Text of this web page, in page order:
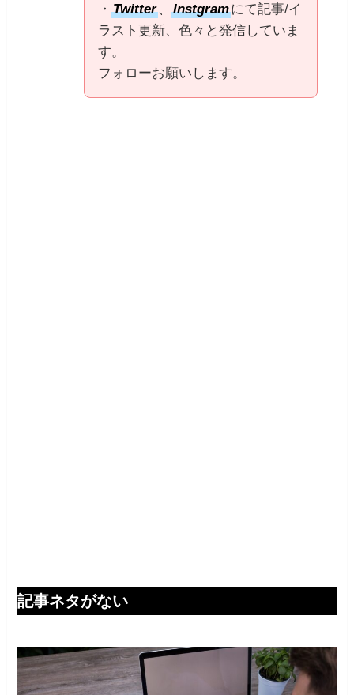
・Twitter、Instgramにて記事/イ
ラスト更新、色々と発信していま
す。
フォローお願いします。
記事ネタがない